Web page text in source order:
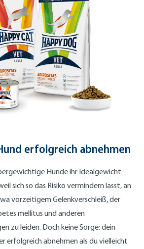
erfolgreich abnehmen
Hunde ihr Idealgewicht
sich so das Risiko vermindern lässt, an
vorzeitigem Gelenkverschleiß, der
mellitus und anderen
zu leiden. Doch keine Sorge: dein
erfolgreich abnehmen als du vielleicht